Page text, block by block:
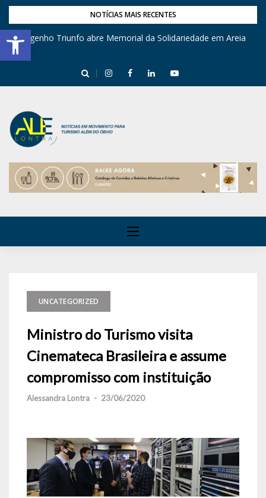
Barra de Ferramentas Aberta
NOTÍCIAS MAIS RECENTES
Engenho Triunfo abre Memorial da Solidariedade em Areia
UNCATEGORIZED
Ministro do Turismo visita
Cinemateca Brasileira e assume
compromisso com instituição
Alessandra Lontra - 23/06/2020